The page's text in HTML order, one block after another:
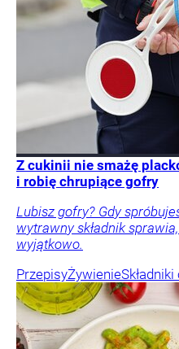
Z cukinii nie smażę
i robię chrupiące gofry
Lubisz gofry? Gdy
wytrawny składnik
wyjątkowo.
PrzepisyŻywienie